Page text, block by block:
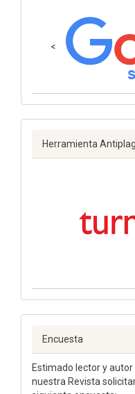
<
Herramienta
Encuesta
Estimado lector y
nuestra Revista